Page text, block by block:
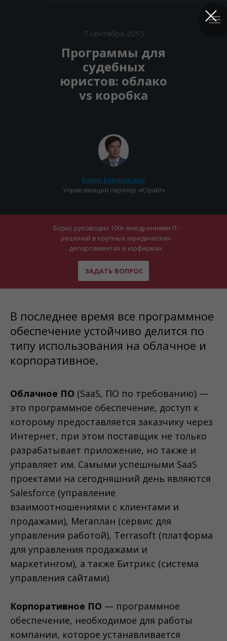
Программы для
судебных
юристов: облако
vs коробка
7 сентября 2015
Борис Бердинских
Управляющий партнёр «Юрайт»
Борис руководил 100+ внедрениями IT-
решений в крупных юридических
департаментах и юрфирмах.
ЗАДАТЬ ВОПРОС
В последнее время все программное
обеспечение устойчиво делится по
типу использования на облачное и
корпоративное.
Облачное ПО (SaaS, ПО по требованию) —
это программное обеспечение, доступ к
которому предоставляется заказчику через
Интернет, при этом поставщик не только
разрабатывает приложение, но также и
управляет им. Самыми успешными SaaS
проектами на сегодняшний день являются
Salesforce (управление
взаимоотношениями с клиентами и
продажами), Мегаплан (сервис для
управления работой), Terrasoft (платформа
для управления продажами и
маркетингом), а также Битрикс (система
управления сайтами).
Корпоративное ПО — программное
обеспечение, необходимое для работы
компании, которое устанавливается